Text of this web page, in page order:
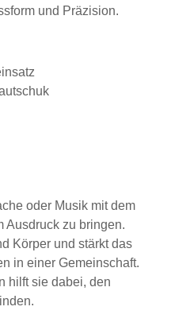
und Präzision.
oder Musik mit dem
Ausdruck zu bringen.
Körper und stärkt das
in einer Gemeinschaft.
hilft sie dabei, den